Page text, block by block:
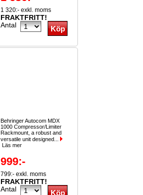
1 320:- exkl. moms
FRAKTFRITT!
Antal
Behringer Autocom MDX
1000 Compressor/Limiter
Rackmount, a robust and
versatile unit designed...
Läs mer
999:-
799:- exkl. moms
FRAKTFRITT!
Antal